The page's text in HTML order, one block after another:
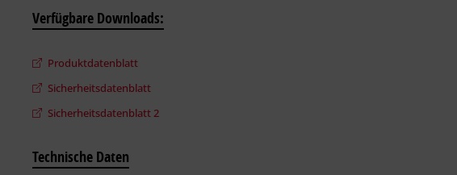
Verfügbare Downloads:
Produktdatenblatt
Sicherheitsdatenblatt
Sicherheitsdatenblatt 2
Technische Daten